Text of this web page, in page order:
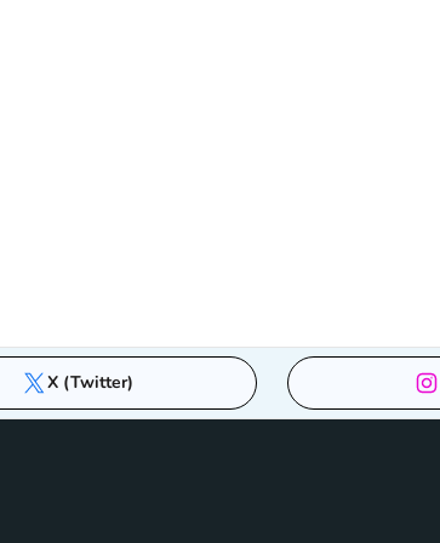
X (Twitter)